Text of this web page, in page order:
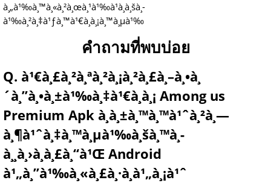
à¸„à¹‰à¸™à¸«à¸²à¸œà¸¹à¹‰à¹à¸­à¸šà¸­
à¹‰à¸²à¸‡à¹ƒà¸™à¹€à¸à¸¡à¸™à¸µà¹‰
คำถามที่พบบ่อย
Q. à¹€à¸£à¸²à¸ªà¸²à¸¡à¸²à¸£à¸–à¸•à¸
´à¸”à¸•à¸±à¹‰à¸‡à¹€à¸à¸¡ Among us
Premium Apk à¸­à¸±à¸™à¸™à¹ˆà¸²à¸—
à¸¶à¹ˆà¸‡à¸™à¸µà¹‰à¸šà¸™à¸­
à¸¸à¸›à¸à¸£à¸“à¹Œ Android
à¹„à¸”à¹‰à¸«à¸£à¸·à¸­à¹„à¸¡à¹ˆ